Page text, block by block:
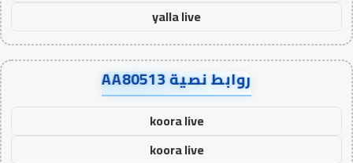
yalla live
روابط نصية AA80513
koora live
koora live